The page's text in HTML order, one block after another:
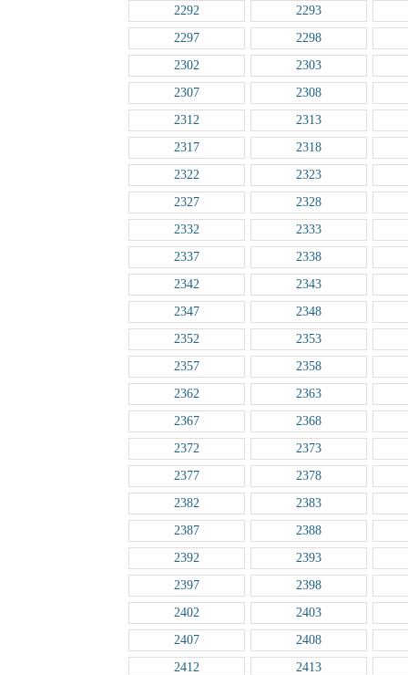
2292
2293
2297
2298
2302
2303
2307
2308
2312
2313
2317
2318
2322
2323
2327
2328
2332
2333
2337
2338
2342
2343
2347
2348
2352
2353
2357
2358
2362
2363
2367
2368
2372
2373
2377
2378
2382
2383
2387
2388
2392
2393
2397
2398
2402
2403
2407
2408
2412
2413